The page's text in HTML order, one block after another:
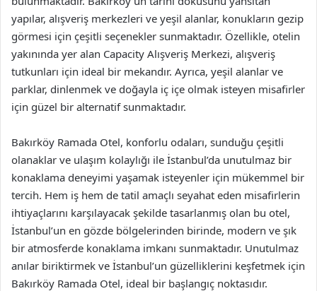
yapılar, alışveriş merkezleri ve yeşil alanlar, konukların gezip
görmesi için çeşitli seçenekler sunmaktadır. Özellikle, otelin
yakınında yer alan Capacity Alışveriş Merkezi, alışveriş
tutkunları için ideal bir mekandır. Ayrıca, yeşil alanlar ve
parklar, dinlenmek ve doğayla iç içe olmak isteyen misafirler
için güzel bir alternatif sunmaktadır.
Bakırköy Ramada Otel, konforlu odaları, sunduğu çeşitli
olanaklar ve ulaşım kolaylığı ile İstanbul’da unutulmaz bir
konaklama deneyimi yaşamak isteyenler için mükemmel bir
tercih. Hem iş hem de tatil amaçlı seyahat eden misafirlerin
ihtiyaçlarını karşılayacak şekilde tasarlanmış olan bu otel,
İstanbul’un en gözde bölgelerinden birinde, modern ve şık
bir atmosferde konaklama imkanı sunmaktadır. Unutulmaz
anılar biriktirmek ve İstanbul’un güzelliklerini keşfetmek için
Bakırköy Ramada Otel, ideal bir başlangıç noktasıdır.